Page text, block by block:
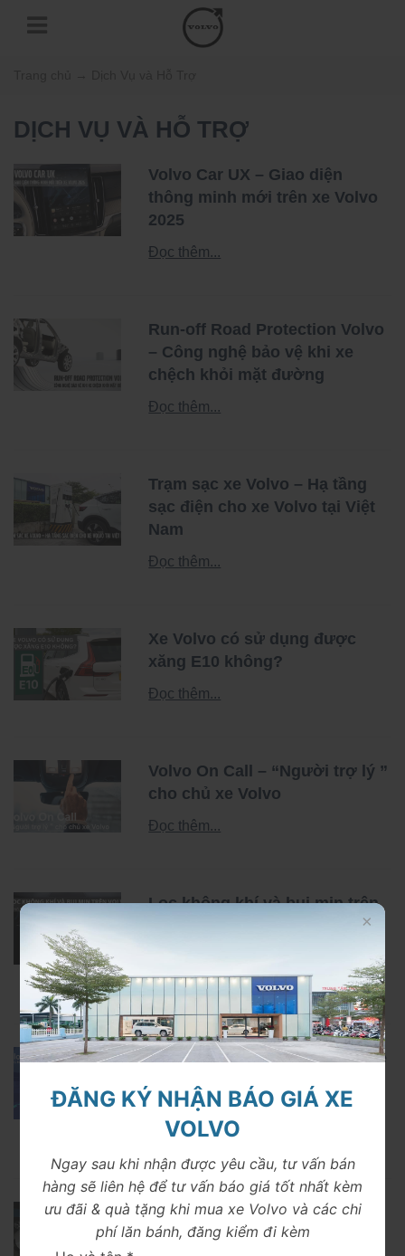
DỊCH VỤ VÀ HỖ TRỢ
Volvo Car UX – Giao diện
thông minh mới trên xe Volvo
2025
Đọc thêm...
Run-off Road Protection Volvo
– Công nghệ bảo vệ khi xe
chệch khỏi mặt đường
Đọc thêm...
Trạm sạc xe Volvo – Hạ tầng
sạc điện cho xe Volvo tại Việt
Nam
Đọc thêm...
Xe Volvo có sử dụng được
xăng E10 không?
Đọc thêm...
Volvo On Call – “Người trợ lý ”
cho chủ xe Volvo
Đọc thêm...
Lọc không khí và bụi mịn trên
Volvo – Công nghệ bảo vệ bạn
Đọc thêm...
Pilot Assist Volvo – Công nghệ
an toàn hơn mỗi ngày
Đọc thêm...
Thép Boron trên xe Volvo –
“Tấm khiên thép” bảo vệ sinh
ĐĂNG KÝ NHẬN BÁO GIÁ XE
VOLVO
Ngay sau khi nhận được yêu cầu, tư vấn bán
hàng sẽ liên hệ để tư vấn báo giá tốt nhất kèm
ưu đãi & quà tặng khi mua xe Volvo và các chi
phí lăn bánh, đăng kiểm đi kèm